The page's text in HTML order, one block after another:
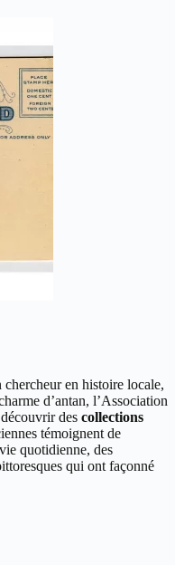
chercheur en histoire locale,
d’antan, l’Association
des collections
témoignent de
quotidienne, des
qui ont façonné